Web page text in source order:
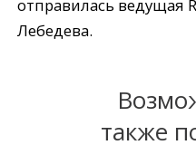
отправилась ведущая
Лебедева.
также